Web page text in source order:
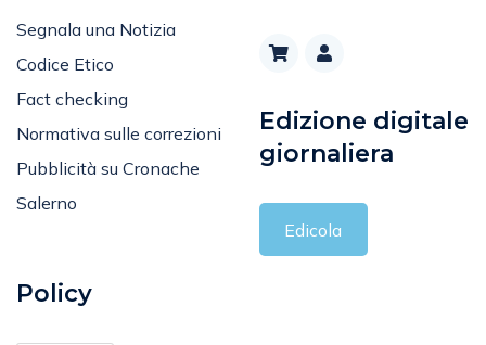
Segnala una Notizia
Codice Etico
Fact checking
Normativa sulle correzioni
Pubblicità su Cronache
Salerno
Edizione digitale
giornaliera
Edicola
Policy